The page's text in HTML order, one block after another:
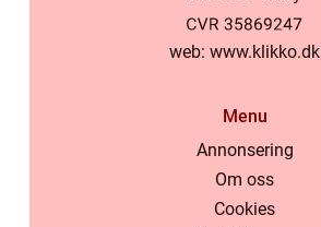
web: www.klikko.dk
Menu
Annonsering
Om oss
Cookies